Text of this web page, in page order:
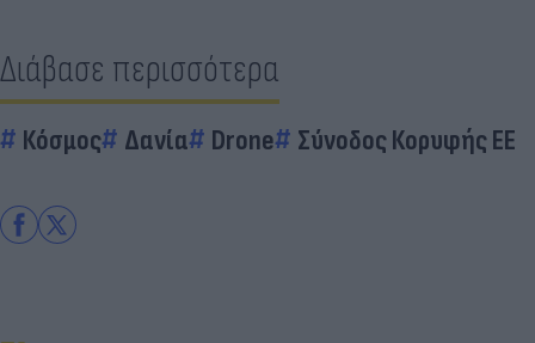
Διάβασε περισσότερα
Κόσμος Δανία Drone Σύνοδος Κορυφής ΕΕ